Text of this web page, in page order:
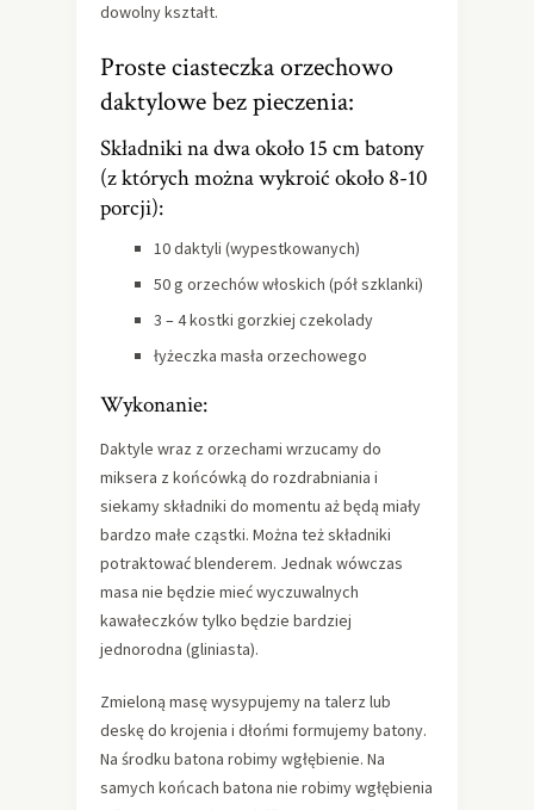
dowolny kształt.
Proste ciasteczka orzechowo
daktylowe bez pieczenia:
Składniki na dwa około 15 cm batony
(z których można wykroić około 8-10
porcji):
10 daktyli (wypestkowanych)
50 g orzechów włoskich (pół szklanki)
3 – 4 kostki gorzkiej czekolady
łyżeczka masła orzechowego
Wykonanie:
Daktyle wraz z orzechami wrzucamy do
miksera z końcówką do rozdrabniania i
siekamy składniki do momentu aż będą miały
bardzo małe cząstki. Można też składniki
potraktować blenderem. Jednak wówczas
masa nie będzie mieć wyczuwalnych
kawałeczków tylko będzie bardziej
jednorodna (gliniasta).
Zmieloną masę wysypujemy na talerz lub
deskę do krojenia i dłońmi formujemy batony.
Na środku batona robimy wgłębienie. Na
samych końcach batona nie robimy wgłębienia